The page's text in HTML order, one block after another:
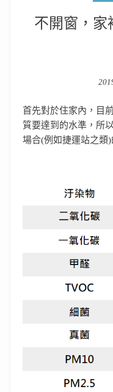
不開窗，家
首先對於住家內，目
質要達到的水準，所
場合(例如捷運站之類